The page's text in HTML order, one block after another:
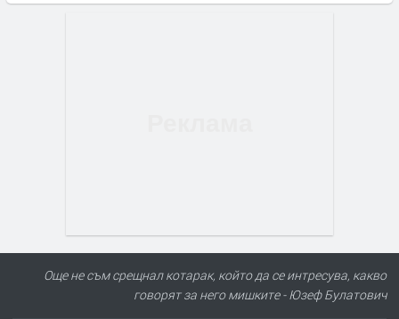
Още не съм срещнал котарак, който да се интресува, какво
говорят за него мишките - Юзеф Булатович